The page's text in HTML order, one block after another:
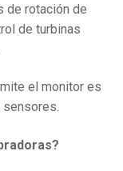
de rotación de
de turbinas
el monitor es